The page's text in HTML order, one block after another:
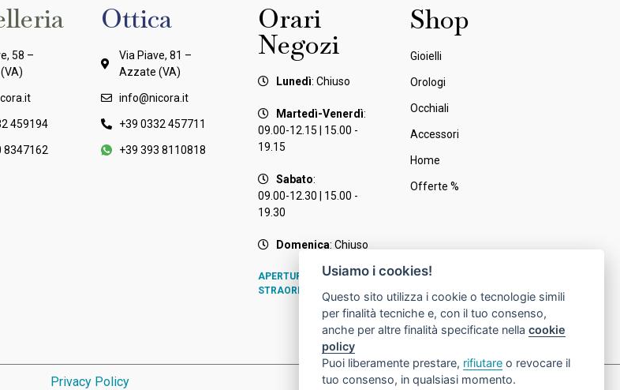
58 –
459194
8347162
Ottica
Via Piave, 81 –
Azzate (VA)
info@nicora.it
+39 0332 457711
+39 393 8110818
Orari
Negozi
Lunedì: Chiuso
Martedì-Venerdì:
09.00-12.15 | 15.00 -
19.15
Sabato:
09.00-12.30 | 15.00 -
19.30
Domenica: Chiuso
APERTURE e CHIUSURE
STRAORDINARIE
Shop
Gioielli
Orologi
Occhiali
Accessori
Home
Offerte %
Privacy Policy Cookie Policy
Usiamo i cookies!
Questo sito utilizza i cookie o tecnologie simili
per finalità tecniche e, con il tuo consenso,
anche per altre finalità specificate nella cookie
policy
Puoi liberamente prestare, rifiutareo revocare il
tuo consenso, in qualsiasi momento.